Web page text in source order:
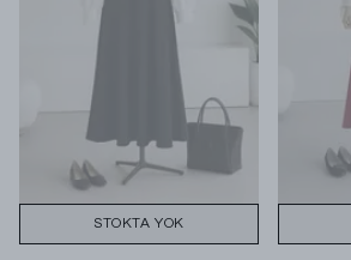
STOKTA YOK